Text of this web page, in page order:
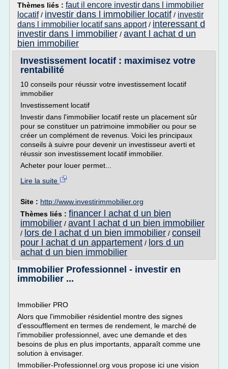
Thèmes liés : faut il encore investir dans l immobilier
locatif/ investir dans l immobilier locatif / investir
dans l immobilier locatif sans apport/ interessant d
investir dans l immobilier / avant l achat d un
bien immobilier
Investissement locatif : maximisez votre
rentabilité
10 conseils pour réussir votre investissement locatif
immobilier
Investissement locatif
Investir dans l'immobilier locatif reste un placement sûr
pour se constituer un patrimoine immobilier ou pour se
créer un complément de revenus. Voici les principaux
conseils à suivre pour devenir un investisseur averti et
réussir son investissement locatif immobilier.
Acheter pour louer permet...
Lire la suite
Site : http://www.investirimmobilier.org
Thèmes liés : financer l achat d un bien
immobilier / avant l achat d un bien immobilier
/ lors de l achat d un bien immobilier / conseil
pour l achat d un appartement / lors d un
achat d un bien immobilier
Immobilier Professionnel - investir en
immobilier ...
Immobilier PRO
Alors que l'immobilier résidentiel montre des signes
d'essoufflement en termes de rendement, le marché de
l'immobilier professionnel, avec une demande et des
besoins de plus en plus importants, apparaît comme une
solution à envisager.
Immobilier-Professionnel.org vous propose ici une vision